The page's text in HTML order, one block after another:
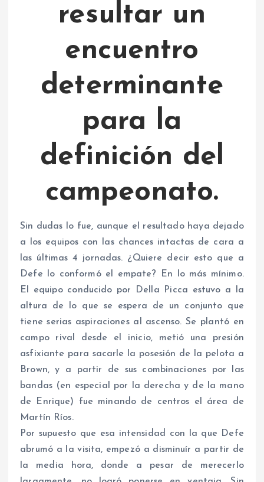
resultar un
encuentro
determinante
para la
definición del
campeonato.
Sin dudas lo fue, aunque el resultado haya dejado
a los equipos con las chances intactas de cara a
las últimas 4 jornadas. ¿Quiere decir esto que a
Defe lo conformó el empate? En lo más mínimo.
El equipo conducido por Della Picca estuvo a la
altura de lo que se espera de un conjunto que
tiene serias aspiraciones al ascenso. Se plantó en
campo rival desde el inicio, metió una presión
asfixiante para sacarle la posesión de la pelota a
Brown, y a partir de sus combinaciones por las
bandas (en especial por la derecha y de la mano
de Enrique) fue minando de centros el área de
Martín Ríos.
Por supuesto que esa intensidad con la que Defe
abrumó a la visita, empezó a disminuír a partir de
la media hora, donde a pesar de merecerlo